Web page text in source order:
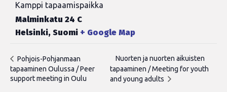
Kamppi tapaamispaikka
Malminkatu 24 C
Helsinki, Suomi + Google Map
Pohjois-Pohjanmaan
tapaaminen Oulussa / Peer
support meeting in Oulu
Nuorten ja nuorten aikuisten
tapaaminen / Meeting for youth
and young adults